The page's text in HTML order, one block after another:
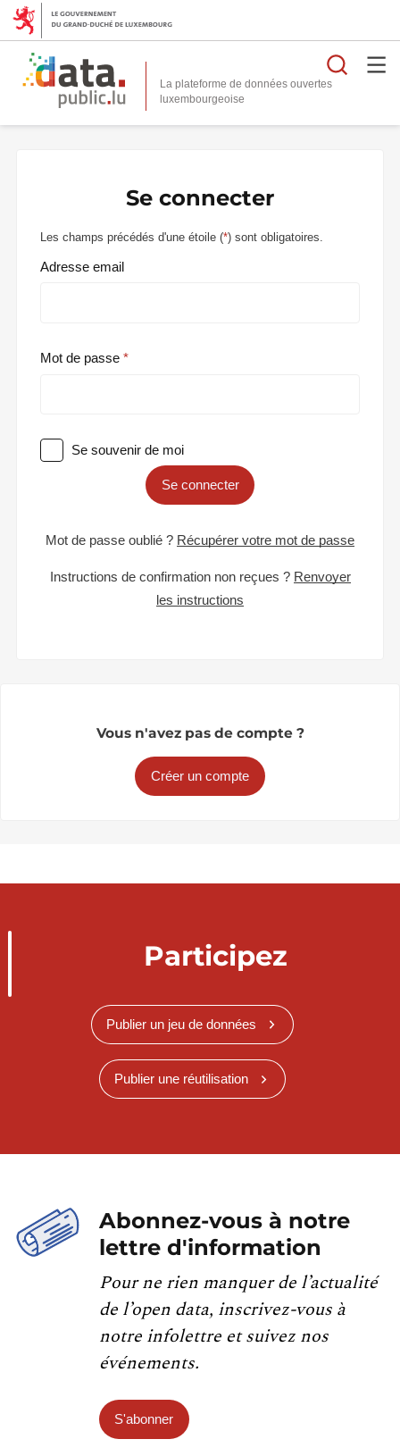
La plateforme de données ouvertes
Se connecter
Les champs précédés d'une étoile (*) sont obligatoires.
Adresse email
Mot de passe
Se souvenir de moi
Se connecter
Mot de passe oublié ? Récupérer votre mot de passe
Instructions de confirmation non reçues ? Renvoyer
les instructions
Vous n'avez pas de compte ?
Créer un compte
Participez
Publier un jeu de données
Publier une réutilisation
Abonnez-vous à notre
lettre d'information
Pour ne rien manquer de l’actualité
de l’open data, inscrivez-vous à
notre infolettre et suivez nos
événements.
S'abonner